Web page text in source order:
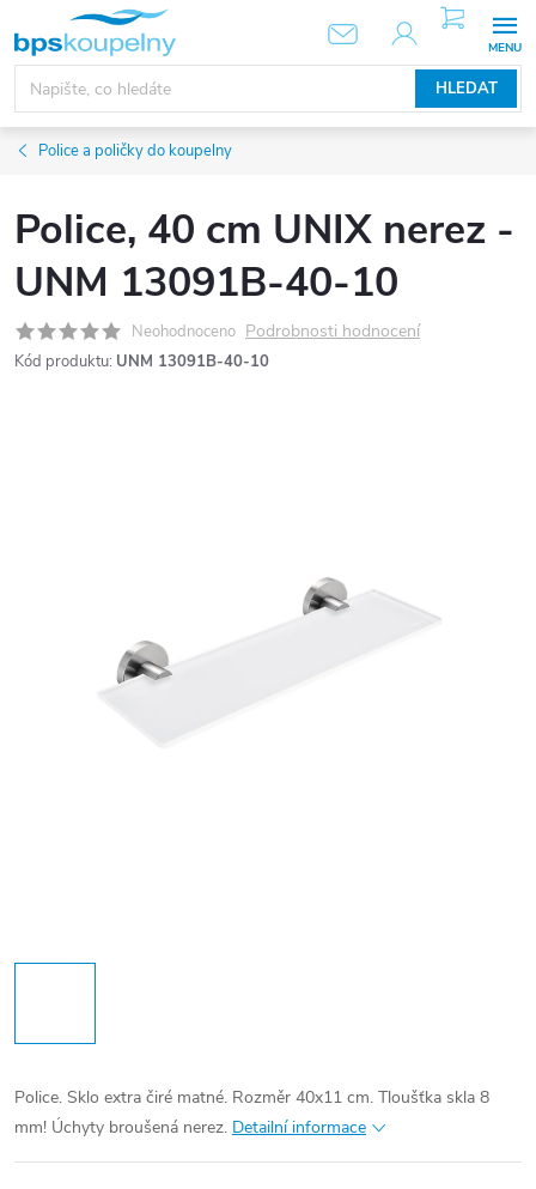
obsah
HLEDAT
NÁKUPNÍ
KOŠÍK
Police a poličky do koupelny
Police, 40 cm UNIX nerez -
UNM 13091B-40-10
Neohodnoceno Podrobnosti hodnocení
Kód produktu: UNM 13091B-40-10
Police. Sklo extra čiré matné. Rozměr 40x11 cm. Tloušťka skla 8
mm! Úchyty broušená nerez. Detailní informace